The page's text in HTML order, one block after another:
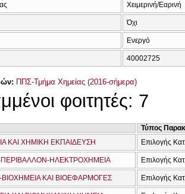
Χειμερινή/Εαρινή
Όχι
Ενεργό
40002725
ΠΠΣ-Τμήμα Χημείας (2016-σήμερα)
φοιτητές: 7
Τύπος
ΚΑΙ ΧΗΜΙΚΗ ΕΚΠΑΙΔΕΥΣΗ
Επιλογής
ΗΛΕΚΤΡΟΧΗΜΕΙΑ Επιλογής
ΚΑΙ ΒΙΟΕΦΑΡΜΟΓΕΣ Επιλογής